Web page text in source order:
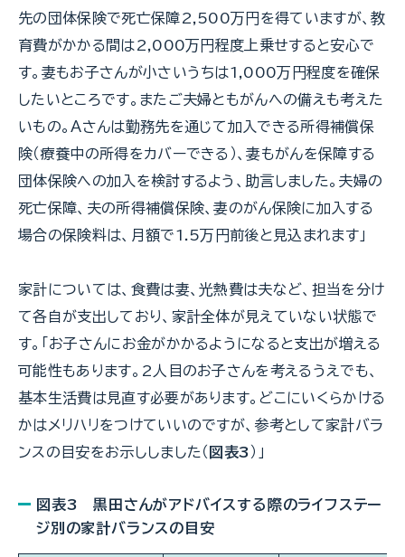
先の団体保険で死亡保障2,500万円を得ていますが、教
育費がかかる間は2,000万円程度上乗せすると安心で
す。妻もお子さんが小さいうちは1,000万円程度を確保
したいところです。またご夫婦ともがんへの備えも考えた
いもの。Ａさんは勤務先を通じて加入できる所得補償保
険（療養中の所得をカバーできる）、妻もがんを保障する
団体保険への加入を検討するよう、助言しました。夫婦の
死亡保障、夫の所得補償保険、妻のがん保険に加入する
場合の保険料は、月額で1.5万円前後と見込まれます」
家計については、食費は妻、光熱費は夫など、担当を分け
て各自が支出しており、家計全体が見えていない状態で
す。「お子さんにお金がかかるようになると支出が増える
可能性もあります。2人目のお子さんを考えるうえでも、
基本生活費は見直す必要があります。どこにいくらかける
かはメリハリをつけていいのですが、参考として家計バラ
ンスの目安をお示ししました（ 図表3）」
図表3 黒田さんがアドバイスする際のライフステー
ジ別の家計バランスの目安